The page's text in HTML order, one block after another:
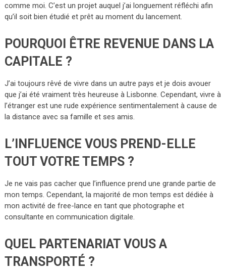
comme moi. C’est un projet auquel j’ai longuement réfléchi afin
qu’il soit bien étudié et prêt au moment du lancement.
POURQUOI ÊTRE REVENUE DANS LA
CAPITALE ?
J’ai toujours rêvé de vivre dans un autre pays et je dois avouer
que j’ai été vraiment très heureuse à Lisbonne. Cependant, vivre à
l’étranger est une rude expérience sentimentalement à cause de
la distance avec sa famille et ses amis.
L’INFLUENCE VOUS PREND-ELLE
TOUT VOTRE TEMPS ?
Je ne vais pas cacher que l’influence prend une grande partie de
mon temps. Cependant, la majorité de mon temps est dédiée à
mon activité de free-lance en tant que photographe et
consultante en communication digitale.
QUEL PARTENARIAT VOUS A
TRANSPORTÉ ?